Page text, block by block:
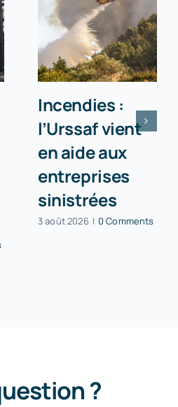
Incendies :
l’Urssaf vient
en aide aux
entreprises
sinistrées
3 août 2026 | 0 Comments
?